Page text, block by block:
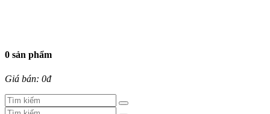
0 sản phẩm
Giá bán: 0đ